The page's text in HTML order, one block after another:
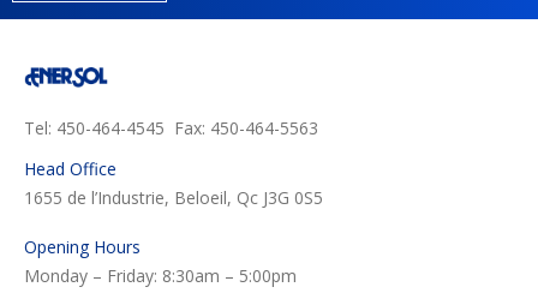
Tel: 450-464-4545 Fax: 450-464-5563
Head Office
1655 de l’Industrie, Beloeil, Qc J3G 0S5
Opening Hours
Monday – Friday: 8:30am – 5:00pm